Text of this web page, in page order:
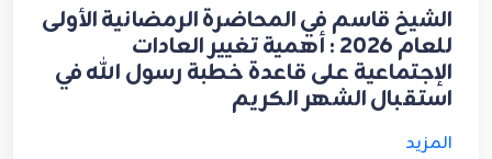
الشيخ قاسم في المحاضرة الرمضانية الأولى
للعام 2026 : أهمية تغيير العادات
الإجتماعية على قاعدة خطبة رسول الله في
استقبال الشهر الكريم
المزيد